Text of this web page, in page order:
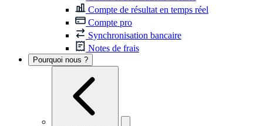
Compte de résultat en temps réel
Compte pro
Synchronisation bancaire
Notes de frais
Pourquoi nous ?